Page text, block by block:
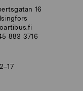
16
883 3716